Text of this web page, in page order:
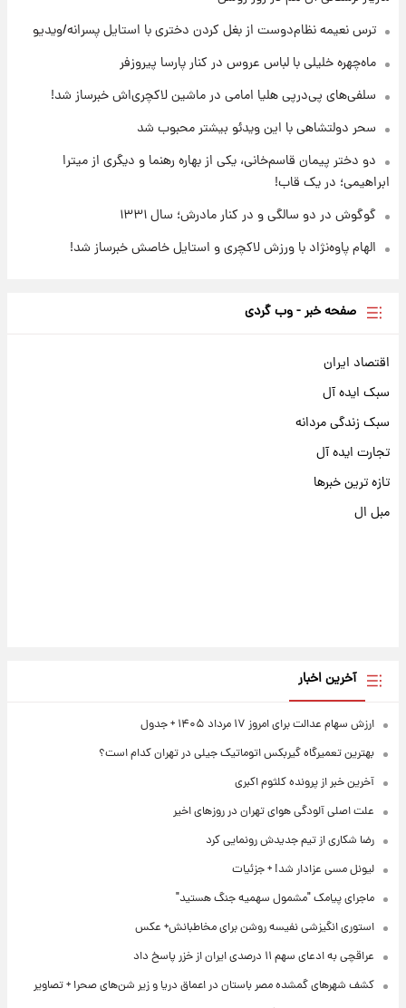
یک پیش ‌بینی مهم برای قیمت دلار، طلا و سکه
ترس نعیمه نظام‌دوست از بغل کردن دختری با استایل پسرانه/ویدیو
ماه‌چهره خلیلی با لباس عروس در کنار پارسا پیروزفر
سلفی‌های پی‌درپی هلیا امامی در ماشین لاکچری‌اش خبرساز شد!
سحر دولتشاهی با این ویدئو بیشتر محبوب شد
دو دختر پیمان قاسم‌خانی، یکی از بهاره رهنما و دیگری از میترا
ابراهیمی؛ در یک قاب!
گوگوش در دو سالگی و در کنار مادرش؛ سال ۱۳۳۱
الهام پاوه‌نژاد با ورزش لاکچری و استایل خاصش خبرساز شد!
صفحه خبر - وب گردی
اقتصاد ایران
سبک ایده آل
سبک زندگی مردانه
تجارت ایده آل
تازه ترین خبرها
مبل ال
آخرین اخبار
ارزش سهام عدالت برای امروز ۱۷ مرداد ۱۴۰۵ + جدول
بهترین تعمیرگاه گیربکس اتوماتیک جیلی در تهران کدام است؟
آخرین خبر از پرونده کلثوم اکبری
علت اصلی آلودگی هوای تهران در روزهای اخیر
رضا شکاری از تیم جدیدش رونمایی کرد
لیونل مسی عزادار شد! + جزئیات
ماجرای پیامک "مشمول سهمیه جنگ هستید"
استوری انگیزشی نفیسه روشن برای مخاطبانش+ عکس
عراقچی به ادعای سهم ۱۱ درصدی ایران از خزر پاسخ داد
کشف شهرهای گمشده مصر باستان در اعماق دریا و زیر شن‌های صحرا + تصاویر